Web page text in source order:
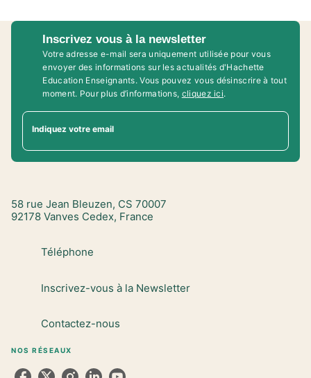
Inscrivez vous à la newsletter
Votre adresse e-mail sera uniquement utilisée pour vous
envoyer des informations sur les actualités d'Hachette
Education Enseignants. Vous pouvez vous désinscrire à tout
moment. Pour plus d’informations, cliquez ici.
Indiquez votre email
58 rue Jean Bleuzen, CS 70007
92178 Vanves Cedex, France
Téléphone
Inscrivez-vous à la Newsletter
Contactez-nous
NOS RÉSEAUX